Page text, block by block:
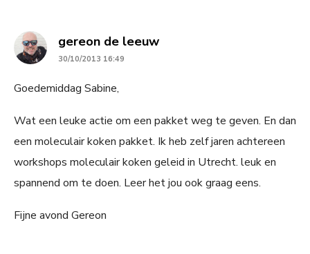
gereon de leeuwsays:
30/10/2013 16:49
Goedemiddag Sabine,
Wat een leuke actie om een pakket weg te geven. En dan
een moleculair koken pakket. Ik heb zelf jaren achtereen
workshops moleculair koken geleid in Utrecht. leuk en
spannend om te doen. Leer het jou ook graag eens.
Fijne avond Gereon